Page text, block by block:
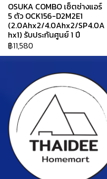
OSUKA COMBO เซ็ตช่างแอร์
5 ตัว OCK156-D2M2E1
(2.0Ahx2/4.0Ahx2/SP4.0A
hx1) รับประกันศูนย์ 1 ปี
฿11,580